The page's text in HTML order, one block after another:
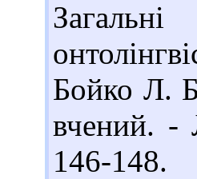
Бойко Л.
вчений.
146-